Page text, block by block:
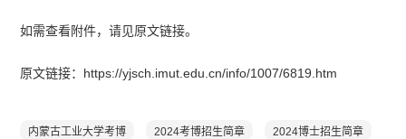
如需查看附件，请见原文链接。
原文链接：https://yjsch.imut.edu.cn/info/1007/6819.htm
内蒙古工业大学考博 2024考博招生简章 2024博士招生简章